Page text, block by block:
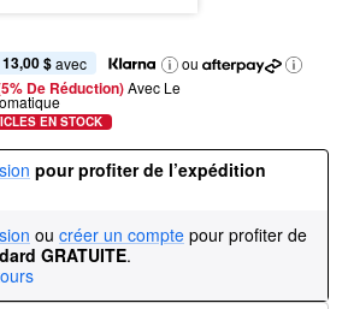
$ avec
ou
De Réduction) Avec Le
EN STOCK
pour profiter de l’expédition
ou créer un compte pour profiter de
GRATUITE.